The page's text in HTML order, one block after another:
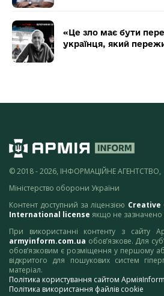
«Це зло має бути
українця, який
© 2018 - 2026, ІНФОРМАЦІЙНЕ АГЕНТСТВО,
Міністерство оборони України
Контент доступний за ліцензією Creative
International license якщо не зазначено
При використанні контенту з сайту
armyinform.com.ua обов’язкове. Для
обов’язковим є розміщення у першому
відкритого для пошукових систем
матеріал.
Політика користування сайтом АрміяInform
Політика використання файлів cookie